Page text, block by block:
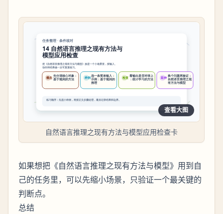
查看大图
自然语言推理之现有方法与模型应用检查卡
如果想把《自然语言推理之现有方法与模型》用到自
己的任务里，可以先缩小场景，只验证一个最关键的
判断点。
总结